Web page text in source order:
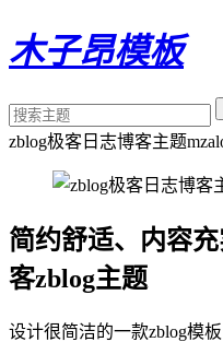
木子昂模板
zblog极客日志博客主题
简约舒适、内容
客zblog主题
设计很简洁的一款zblog模